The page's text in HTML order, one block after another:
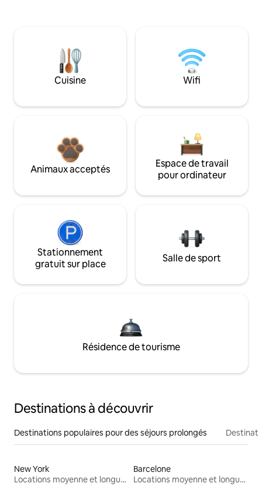
Cuisine Wifi
Animaux acceptés
Espace de travail
pour ordinateur
Stationnement
gratuit sur place
Salle de sport
Résidence de tourisme
Destinations à découvrir
Destinations populaires pour des séjours prolongés
New York
Locations moyenne et longue durée
Barcelone
Locations moyenne et longue durée